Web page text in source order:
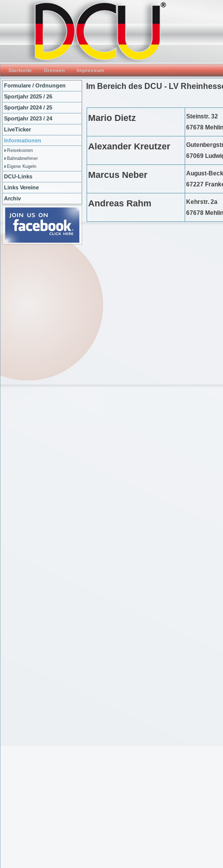
Startseite Gremien Impressum
Formulare / Ordnungen
Sportjahr 2025 / 26
Sportjahr 2024 / 25
Sportjahr 2023 / 24
LiveTicker
Informationen
Reisekosten
Bahnabnehmer
Eigene Kugeln
DCU-Links
Links Vereine
Archiv
Im Bereich des DCU - LV
Mario Dietz
Steinstr. 32
67678
Alexander Kreutzer
67069
Marcus Neber
August-
67227
Andreas Rahm
Kehrstr. 2a
67678